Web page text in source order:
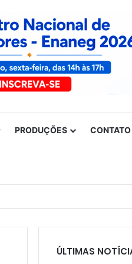
PRODUÇÕES CONTATO
entre trabalhadoras e
ÚLTIMAS